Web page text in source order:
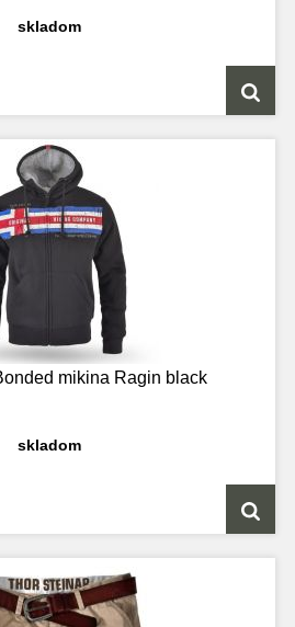
skladom
mikina Ragin black
skladom